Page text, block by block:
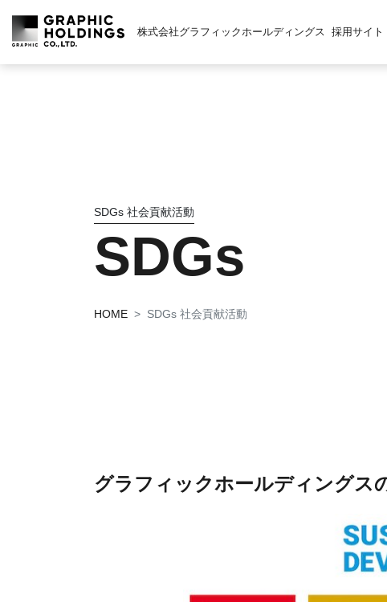
株式会社グラフィックホールディングス 採用サイト
SDGs 社会貢献活動
SDGs
HOME SDGs 社会貢献活動
グラフィックホールディングス